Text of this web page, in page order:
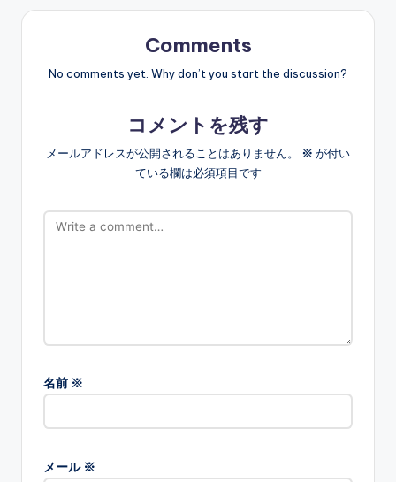
Comments
No comments yet. Why don’t you start the discussion?
コメントを残す
メールアドレスが公開されることはありません。 ※ が付い
ている欄は必須項目です
名前 ※
メール ※